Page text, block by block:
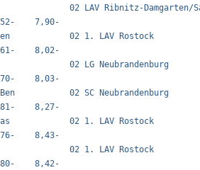
02 LAV Ribnitz-Damgarten/
7,90-
02 1. LAV Rostock
8,02-
02 LG Neubrandenburg
8,03-
02 SC Neubrandenburg
8,27-
02 1. LAV Rostock
8,43-
02 1. LAV Rostock
8,42-